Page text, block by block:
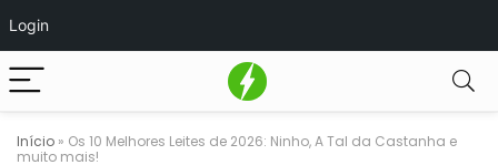
Login
Início » Os 10 Melhores Leites de 2026: Ninho, A Tal da Castanha e
muito mais!